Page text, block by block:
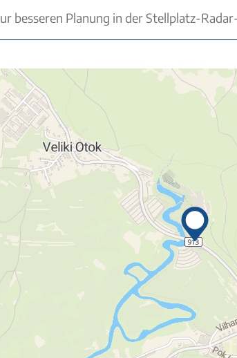
besseren Planung in der Stellplatz-